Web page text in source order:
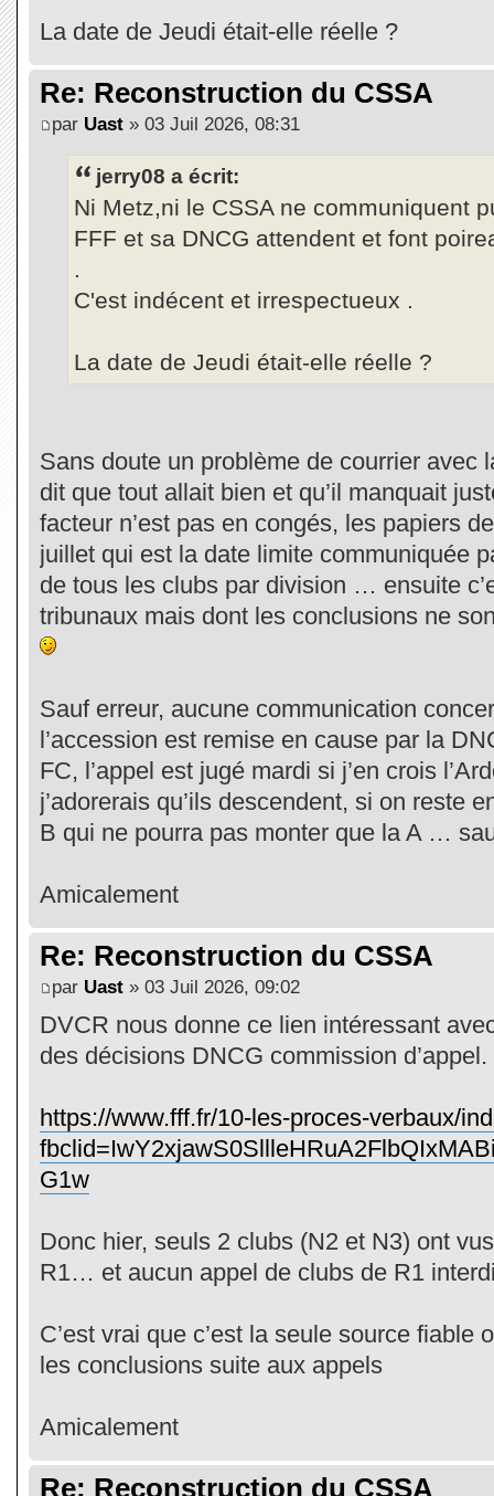
La date de Jeudi était-elle réelle ?
Re: Reconstruction du CSSA
par Uast » 03 Juil 2026, 08:31
jerry08 a écrit:
Ni Metz,ni le CSSA ne communiquent
FFF et sa DNCG attendent et font
.
C'est indécent et irrespectueux .
La date de Jeudi était-elle réelle ?
Sans doute un problème de courrier avec
dit que tout allait bien et qu’il manquait
facteur n’est pas en congés, les papiers
juillet qui est la date limite communiquée
de tous les clubs par division … ensuite
tribunaux mais dont les conclusions ne
Sauf erreur, aucune communication
l’accession est remise en cause par la
FC, l’appel est jugé mardi si j’en crois
j’adorerais qu’ils descendent, si on reste
B qui ne pourra pas monter que la A …
Amicalement
Re: Reconstruction du CSSA
par Uast » 03 Juil 2026, 09:02
DVCR nous donne ce lien intéressant
des décisions DNCG commission d’appel.
https://www.fff.fr/10-les-proces-verbaux/
G1w
Donc hier, seuls 2 clubs (N2 et N3) ont
R1… et aucun appel de clubs de R1
C’est vrai que c’est la seule source fiable
les conclusions suite aux appels
Amicalement
Re: Reconstruction du CSSA